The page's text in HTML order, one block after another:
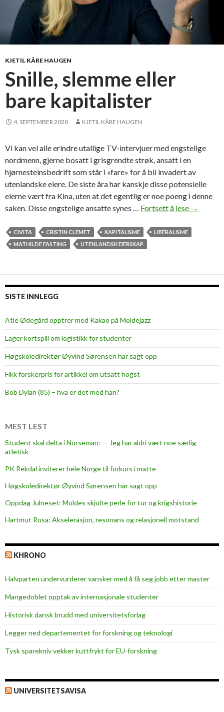
o
s
s
–
h
a
n
l
e
r
f
o
r
s
a
KJETIL KÅRE HAUGEN
Snille, slemme eller
bare kapitalister
4. SEPTEMBER 2020 KJETIL KÅRE HAUGEN
Vi kan vel alle erindre utallige TV-intervjuer med engstelige
nordmenn, gjerne bosatt i grisgrendte strøk, ansatt i en
hjørnesteinsbedrift som står i «fare» for å bli invadert av
utenlandske eiere. De siste åra har kanskje disse potensielle
eierne vært fra Kina, uten at det egentlig er noe poeng i denne
saken. Disse engstelige ansatte synes … Fortsett å lese S
m
e
r
i
t
l
t
r
→
CIVITA CRISTIN CLEMET KAPITALISME
LIBERALISME
MATHILDE FASTING
UTENLANDSK EIERSKAP
SISTE INNLEGG
Atle Ødegård opptrer med Kakao på Moldejazz
Lager kortspill om logistikk for studenter
Høgskoledirektør Øyvind Sørensen har sagt opp
Fikk forskerpris for artikkel om utsatt hogst
Bob Dylan (85) – hva er det med han?
MEST LEST
Student skal delta i Norseman: — Jeg har aldri vært noe særlig
atletisk
PK Rekdal inviterer hele Norge til forkurs i matte
Høgskoledirektør Øyvind Sørensen har sagt opp
Oppdag Julneset: Moldes skjulte perle for tur og krigshistorie
Hartmut Rosa: Akselerasjon, resonans og relasjonell motstand
KHRONO
Halvparten undervurderer vansker med å få seg jobb etter master
Mangedoblet opptak av internasjonale studenter
Historisk dansk brudd med universitetsforlag
Legger ned departementet for forskning og teknologi
Tysk sparekniv vekker kuttfrykt for EU-forskning
UNIVERSITETSAVISA